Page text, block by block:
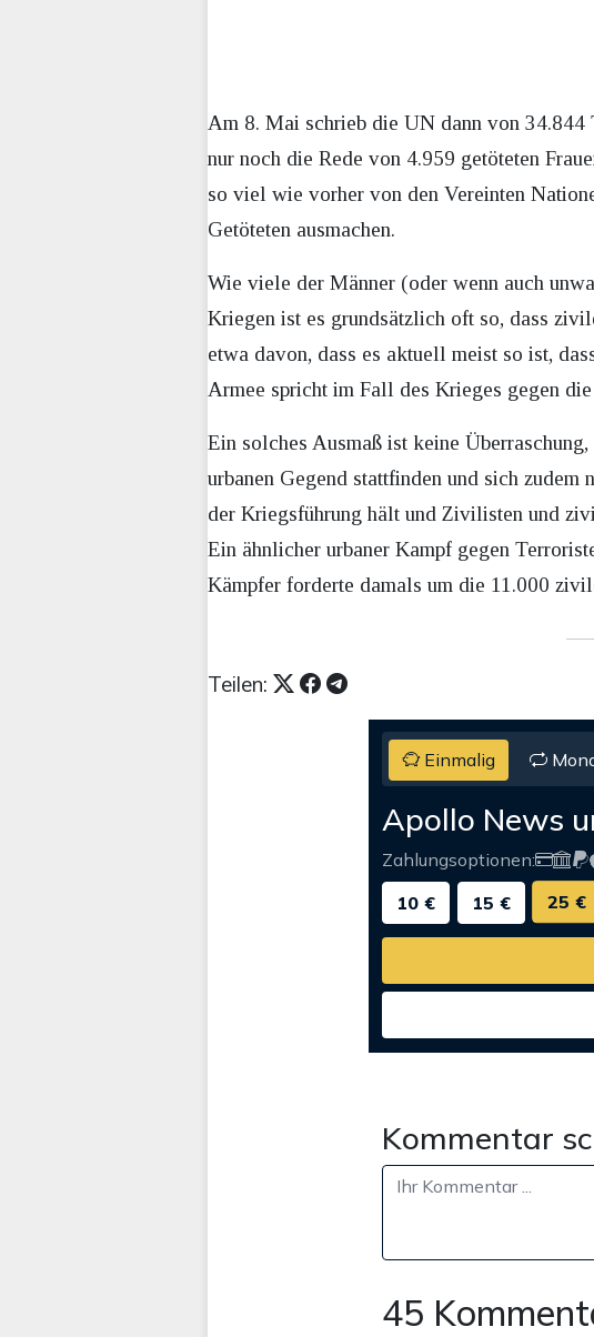
Am 8. Mai schrieb die UN dann von 34.844
nur noch die Rede von 4.959 getöteten
so viel wie vorher von den Vereinten
Getöteten ausmachen.
Wie viele der Männer (oder wenn auch
Kriegen ist es grundsätzlich oft so, dass
etwa davon, dass es aktuell meist so ist,
Armee spricht im Fall des Krieges gegen
Ein solches Ausmaß ist keine
urbanen Gegend stattfinden und sich
der Kriegsführung hält und Zivilisten und
Ein ähnlicher urbaner Kampf gegen
Kämpfer forderte damals um die 11.000
Teilen:
Einmalig
Apollo News
Zahlungsoptionen:
10 €
15 € 25 €
Kommentar
45